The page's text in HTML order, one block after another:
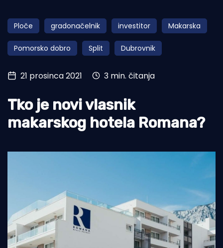
Obala
Otoci
Turizam i nautika
Pomorstvo
Ekologija
Ploče gradonačelnik investitor Makarska
Pomorsko dobro Split Dubrovnik
21 prosinca 2021 3 min. čitanja
Tko je novi vlasnik
makarskog hotela Romana?